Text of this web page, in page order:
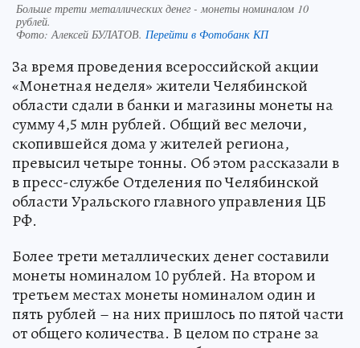
Больше трети металлических денег - монеты номиналом 10
рублей.
Фото:Алексей БУЛАТОВ. Перейти в Фотобанк КП
За время проведения всероссийской акции
«Монетная неделя» жители Челябинской
области сдали в банки и магазины монеты на
сумму 4,5 млн рублей. Общий вес мелочи,
скопившейся дома у жителей региона,
превысил четыре тонны. Об этом рассказали в
в пресс-службе Отделения по Челябинской
области Уральского главного управления ЦБ
РФ.
Более трети металлических денег составили
монеты номиналом 10 рублей. На втором и
третьем местах монеты номиналом один и
пять рублей – на них пришлось по пятой части
от общего количества. В целом по стране за